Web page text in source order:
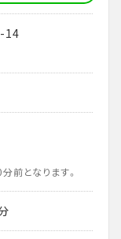
14
前となります。